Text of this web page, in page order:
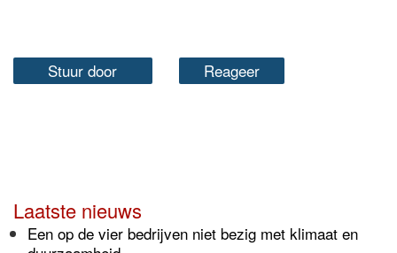
Stuur door Reageer
Laatste nieuws
Een op de vier bedrijven niet bezig met klimaat en